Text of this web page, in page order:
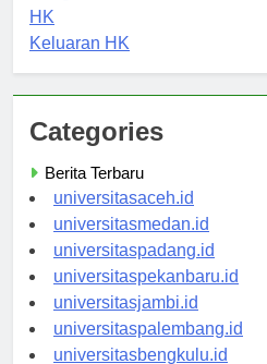
Pengeluaran HK
HK
Categories
Berita Terbaru
universitasaceh.id
universitasmedan.id
universitaspadang.id
universitaspekanbaru.id
universitasjambi.id
universitaspalembang.id